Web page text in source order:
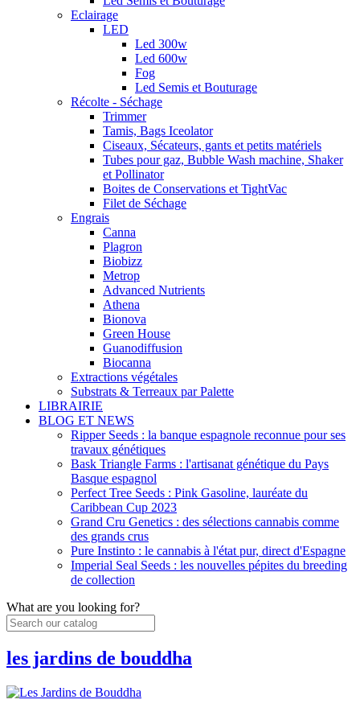
Eclairage
LED
Led 300w
Led 600w
Fog
Led Semis et Bouturage
Récolte - Séchage
Trimmer
Tamis, Bags Iceolator
Ciseaux, Sécateurs, gants et petits matériels
Tubes pour gaz, Bubble Wash machine, Shaker
et Pollinator
Boites de Conservations et TightVac
Filet de Séchage
Engrais
Canna
Plagron
Biobizz
Metrop
Advanced Nutrients
Athena
Bionova
Green House
Guanodiffusion
Biocanna
Extractions végétales
Substrats & Terreaux par Palette
LIBRAIRIE
BLOG ET NEWS
Ripper Seeds : la banque espagnole reconnue pour ses
travaux génétiques
Bask Triangle Farms : l'artisanat génétique du Pays
Basque espagnol
Perfect Tree Seeds : Pink Gasoline, lauréate du
Caribbean Cup 2023
Grand Cru Genetics : des sélections cannabis comme
des grands crus
Pure Instinto : le cannabis à l'état pur, direct d'Espagne
Imperial Seal Seeds : les nouvelles pépites du breeding
de collection
What are you looking for?
les jardins de bouddha